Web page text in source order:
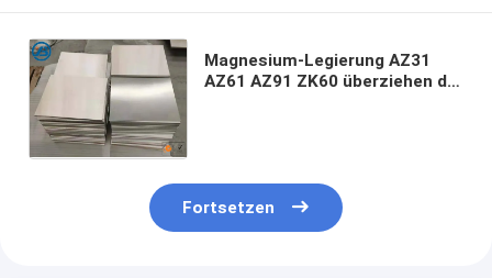
Magnesium-Legierung AZ31
AZ61 AZ91 ZK60 überziehen die
Fortsetzen